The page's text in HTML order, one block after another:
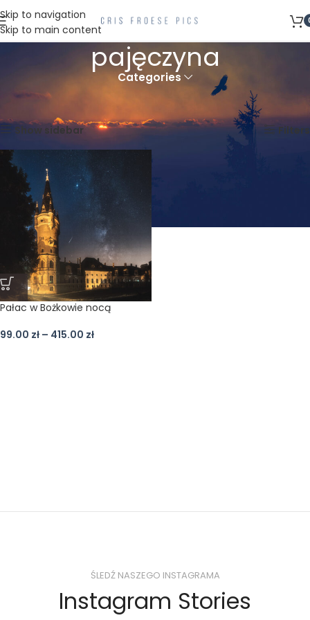
Skip to navigation
Skip to main content
pajęczyna
Categories
Strona główna
Produkty oznaczone “pajęczyna”
Show sidebar
Filters
Pałac w Bożkowie nocą
99.00 zł – 415.00 zł
ŚLEDŹ NASZEGO INSTAGRAMA
Instagram Stories